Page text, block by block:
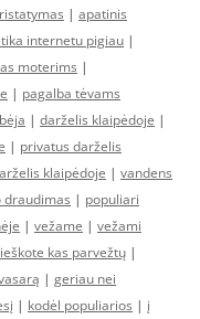
| apatinis
internetu pigiau |
moterims |
| pagalba tėvams
| darželis klaipėdoje |
| privatus darželis
klaipėdoje | vandens
draudimas | populiari
| vežame | vežami
ieškote kas parvežtų |
| geriau nei
| kodėl populiarios | į